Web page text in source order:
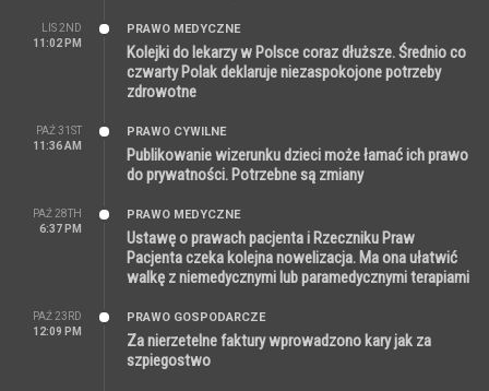
LIS 2ND
11:02 PM
PRAWO MEDYCZNE
Kolejki do lekarzy w Polsce coraz dłuższe. Średnio co
czwarty Polak deklaruje niezaspokojone potrzeby
zdrowotne
PAŹ 31ST
11:36 AM
PRAWO CYWILNE
Publikowanie wizerunku dzieci może łamać ich prawo
do prywatności. Potrzebne są zmiany
PAŹ 28TH
6:37 PM
PRAWO MEDYCZNE
Ustawę o prawach pacjenta i Rzeczniku Praw
Pacjenta czeka kolejna nowelizacja. Ma ona ułatwić
walkę z niemedycznymi lub paramedycznymi terapiami
PAŹ 23RD
12:09 PM
PRAWO GOSPODARCZE
Za nierzetelne faktury wprowadzono kary jak za
szpiegostwo